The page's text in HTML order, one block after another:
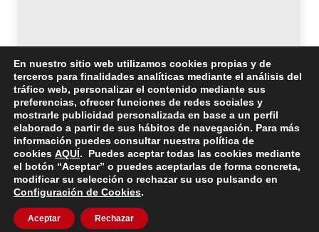
Málaga. Premio Malagueño 10
El presidente de la Asociación Malagueña de
Esclerosis Múltiple, Baltasar del Moral Majado, ha
recibido el premio Malagueño 10 en la Diputación de
Málaga.
En nuestro sitio web utilizamos cookies propias y de
terceros para finalidades analíticas mediante el análisis del
tráfico web, personalizar el contenido mediante sus
preferencias, ofrecer funciones de redes sociales y
mostrarle publicidad personalizada en base a un perfil
elaborado a partir de sus hábitos de navegación. Para más
información puedes consultar nuestra política de
cookies AQUÍ. Puedes aceptar todas las cookies mediante
el botón “Aceptar” o puedes aceptarlas de forma concreta,
modificar su selección o rechazar su uso pulsando en
Configuración de Cookies.
Aceptar Rechazar